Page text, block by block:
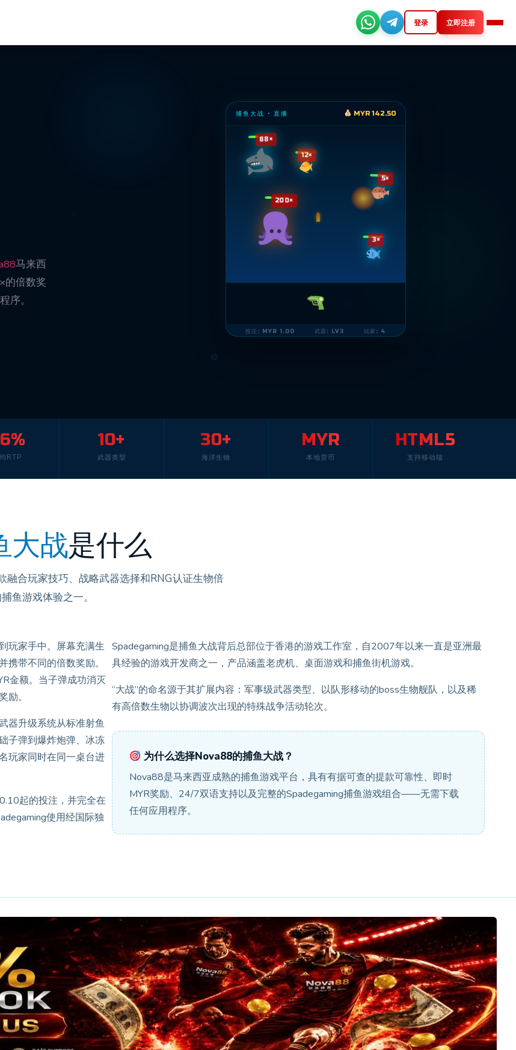
登录 立即注册
马来西
的倍数奖
序。
捕鱼大战 · 直播 MYR 142.50
88×
5×
12×
200×
3×
投注: MYR 1.00 武器: LV3 玩家: 4
RTP
10+
武器类型
30+
海洋生物
MYR
本地货币
HTML5
支持移动端
大战是什么
合玩家技巧、战略武器选择和RNG认证生物倍
鱼游戏体验之一。
玩家手中。屏幕充满生
带不同的倍数奖励。
金额。当子弹成功消灭
。
器升级系统从标准射鱼
子弹到爆炸炮弹、冰冻
玩家同时在同一桌台进
起的投注，并完全在
使用经国际独
Spadegaming是捕鱼大战背后总部位于香港的游戏工作室，自2007年以来一直是亚洲最
具经验的游戏开发商之一，产品涵盖老虎机、桌面游戏和捕鱼街机游戏。
“大战”的命名源于其扩展内容：军事级武器类型、以队形移动的boss生物舰队，以及稀
有高倍数生物以协调波次出现的特殊战争活动轮次。
为什么选择Nova88的捕鱼大战？
Nova88是马来西亚成熟的捕鱼游戏平台，具有有据可查的提款可靠性、即时
MYR奖励、24/7双语支持以及完整的Spadegaming捕鱼游戏组合——无需下载
任何应用程序。